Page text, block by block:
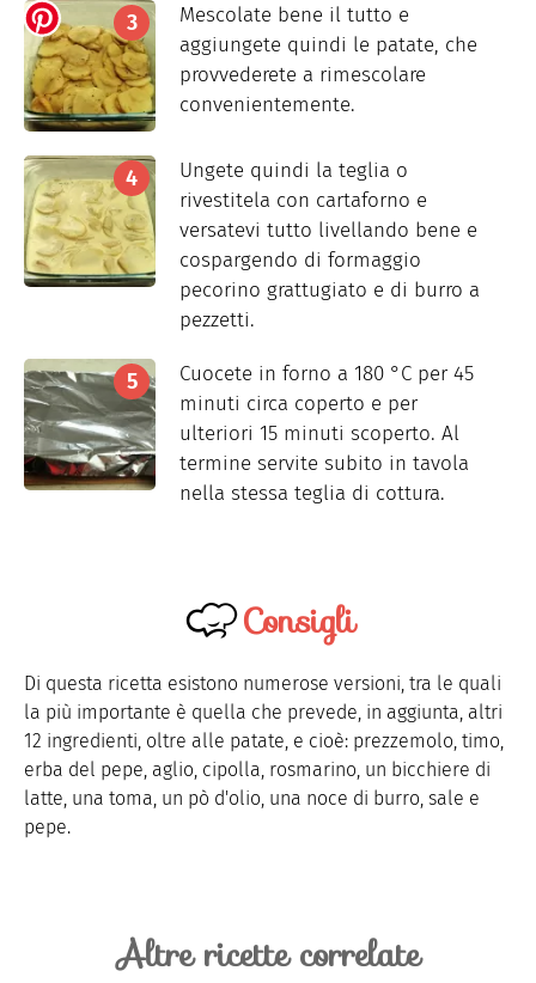
Mescolate bene il tutto e
aggiungete quindi le patate, che
provvederete a rimescolare
convenientemente.
Ungete quindi la teglia o
rivestitela con cartaforno e
versatevi tutto livellando bene e
cospargendo di formaggio
pecorino grattugiato e di burro a
pezzetti.
Cuocete in forno a 180 °C per 45
minuti circa coperto e per
ulteriori 15 minuti scoperto. Al
termine servite subito in tavola
nella stessa teglia di cottura.
Consigli
Di questa ricetta esistono numerose versioni, tra le quali
la più importante è quella che prevede, in aggiunta, altri
12 ingredienti, oltre alle patate, e cioè: prezzemolo, timo,
erba del pepe, aglio, cipolla, rosmarino, un bicchiere di
latte, una toma, un pò d'olio, una noce di burro, sale e
pepe.
Altre ricette correlate